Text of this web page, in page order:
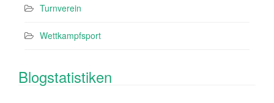
Turnverein
Wettkampfsport
Blogstatistiken